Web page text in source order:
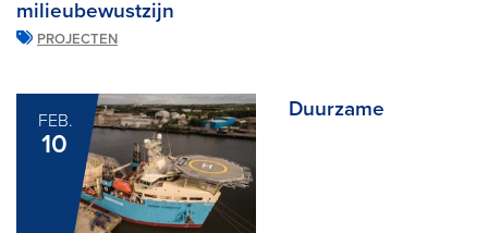
milieubewustzijn
PROJECTEN
FEB.
10
Duurzame